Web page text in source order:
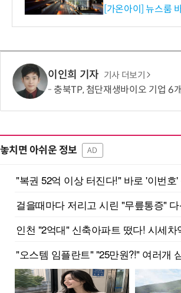
수행
[가온아이] 뉴스룸
이인희 기자 기사 더보기
충북TP, 첨단재생바이오 기업 6개사 사업
놓치면 아쉬운 정보 AD